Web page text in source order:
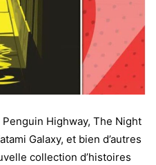
Highway, The Night
Galaxy, et bien d’autres
collection d’histoires